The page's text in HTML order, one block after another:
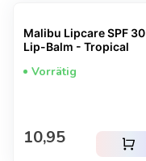
Malibu Lipcare SPF 30
Lip-Balm - Tropical
Vorrätig
Regulärer Preis
10,95 shopping_cart